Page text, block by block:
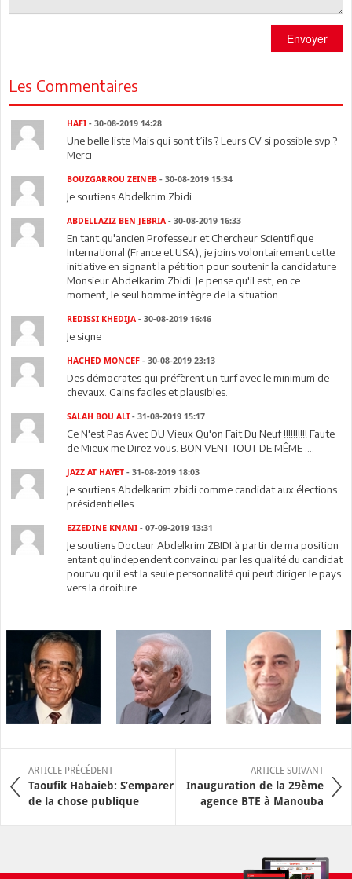
Envoyer
Les Commentaires
HAFI - 30-08-2019 14:28
Une belle liste Mais qui sont t’ils ? Leurs CV si possible svp ?
Merci
BOUZGARROU ZEINEB- 30-08-2019 15:34
Je soutiens Abdelkrim Zbidi
ABDELLAZIZ BEN JEBRIA - 30-08-2019 16:33
En tant qu'ancien Professeur et Chercheur Scientifique
International (France et USA), je joins volontairement cette
initiative en signant la pétition pour soutenir la candidature
Monsieur Abdelkarim Zbidi. Je pense qu'il est, en ce
moment, le seul homme intègre de la situation.
REDISSI KHEDIJA - 30-08-2019 16:46
Je signe
HACHED MONCEF - 30-08-2019 23:13
Des démocrates qui préfèrent un turf avec le minimum de
chevaux. Gains faciles et plausibles.
SALAH BOU ALI - 31-08-2019 15:17
Ce N'est Pas Avec DU Vieux Qu'on Fait Du Neuf !!!!!!!!!! Faute
de Mieux me Direz vous. BON VENT TOUT DE MÊME ....
JAZZ AT HAYET- 31-08-2019 18:03
Je soutiens Abdelkarim zbidi comme candidat aux élections
présidentielles
EZZEDINE KNANI - 07-09-2019 13:31
Je soutiens Docteur Abdelkrim ZBIDI à partir de ma position
entant qu'independent convaincu par les qualité du candidat
pourvu qu'il est la seule personnalité qui peut diriger le pays
vers la droiture.
ARTICLE PRÉCÉDENT
Taoufik Habaieb: S’emparer
de la chose publique
ARTICLE SUIVANT
Inauguration de la 29ème
agence BTE à Manouba